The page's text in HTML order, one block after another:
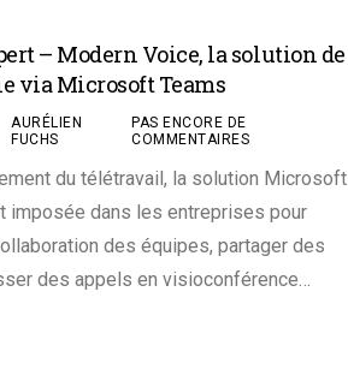
– Modern Voice, la solution de
via Microsoft Teams
AURÉLIEN
FUCHS
PAS ENCORE DE
COMMENTAIRES
du télétravail, la solution Microsoft
imposée dans les entreprises pour
des équipes, partager des
des appels en visioconférence…